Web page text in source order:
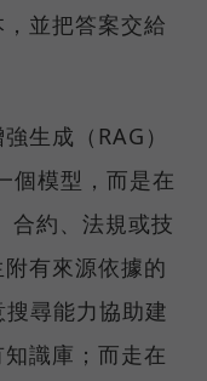
並把答案交給
生成（RAG）
個模型，而是在
合約、法規或技
有來源依據的
尋能力協助建
識庫；而走在